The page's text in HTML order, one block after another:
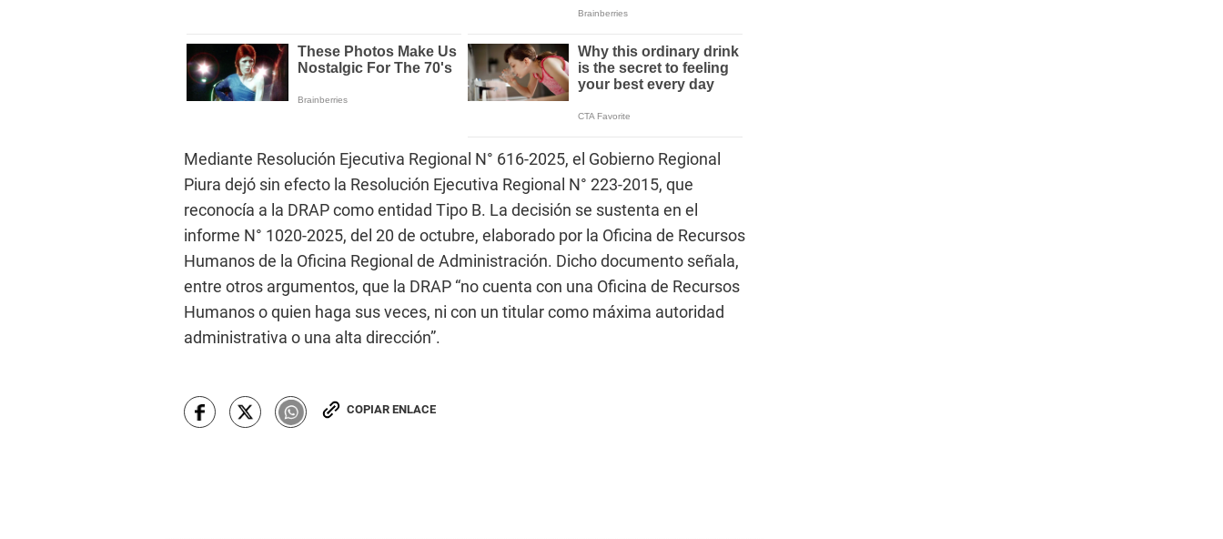
Mediante Resolución Ejecutiva Regional N° 616-2025, el Gobierno Regional
Piura dejó sin efecto la Resolución Ejecutiva Regional N° 223-2015, que
reconocía a la DRAP como entidad Tipo B. La decisión se sustenta en el
informe N° 1020-2025, del 20 de octubre, elaborado por la Oficina de Recursos
Humanos de la Oficina Regional de Administración. Dicho documento señala,
entre otros argumentos, que la DRAP “no cuenta con una Oficina de Recursos
Humanos o quien haga sus veces, ni con un titular como máxima autoridad
administrativa o una alta dirección”.
COPIAR ENLACE